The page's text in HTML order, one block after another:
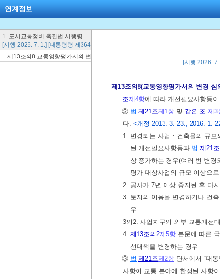
연계정보
1. 도시교통정비 촉진법 시행령
[시행 2026. 7. 1.] [대통령령 제36424호, 2026. 6. 23., 타법개정]
제13조의8 교통영향평가서의 변경 심의
[시행 2026.
제13조의8(교통영향평가서의 변경 심
조제4항에 따라 개선필요사항등
② 법 제21조제1항 및 같은 조 제3
다. <개정 2013. 3. 23., 2016. 1.
1. 변경되는 사업ㆍ건축물의 규
된 개선필요사항등과 법 제21조
상 증가하는 경우(여러 번 변
평가 대상사업의 규모 이상으
2. 공사가 7년 이상 중지된 후 다
3. 토지의 이용을 변경하거나 건
우
3의2. 사업지구의 외부 교통개선
4. 제13조의2제5항 본문에 따른
선대책을 변경하는 경우
③ 법 제21조제2항 단서에서 “대
사항이 교통 분야에 한정된 사항